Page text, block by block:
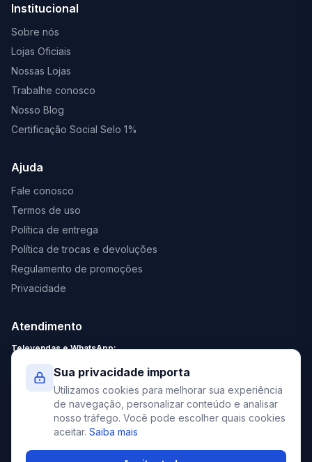
Institucional
Sobre nós
Lojas Oficiais
Nossas Lojas
Trabalhe conosco
Nosso Blog
Certificação Social Selo 1%
Ajuda
Fale conosco
Termos de uso
Política de entrega
Política de trocas e devoluções
Regulamento de promoções
Privacidade
Atendimento
Televendas e WhatsApp:
Sábado: 9:00 - 13:00
contato@elevato.com.br
+55 51 4042-9413
Sua privacidade importa
Utilizamos cookies para melhorar sua experiência
de navegação, personalizar conteúdo e analisar
nosso tráfego. Você pode escolher quais cookies
aceitar. Saiba mais